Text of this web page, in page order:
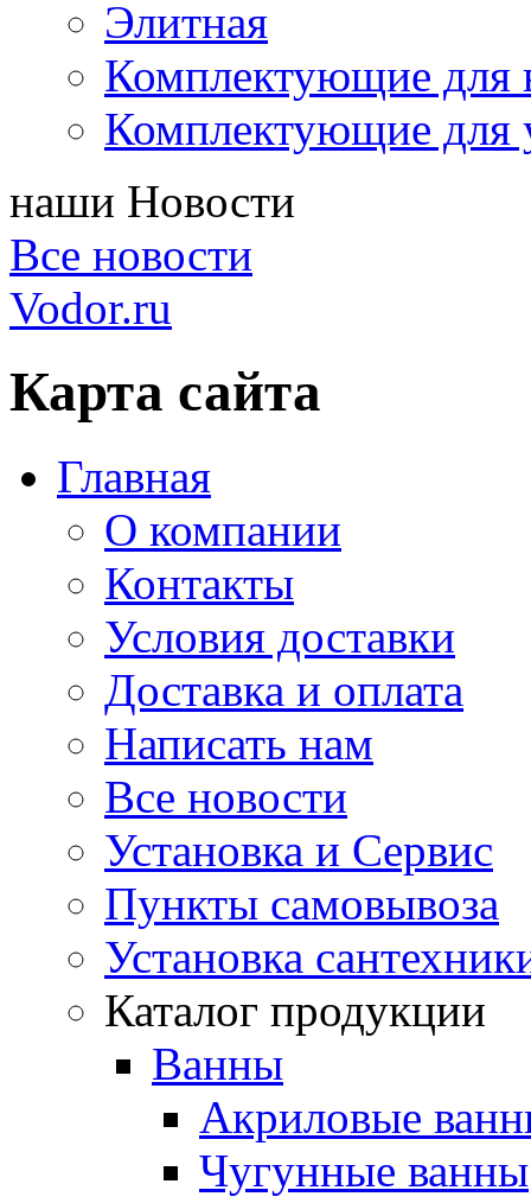
Элитная
Комплектующие для
Комплектующие для
наши Новости
Все новости
Vodor.ru
Карта сайта
Главная
О компании
Контакты
Условия доставки
Доставка и оплата
Написать нам
Все новости
Установка и Сервис
Пункты самовывоза
Установка
Каталог продукции
Ванны
Акриловые
Чугунные ванны